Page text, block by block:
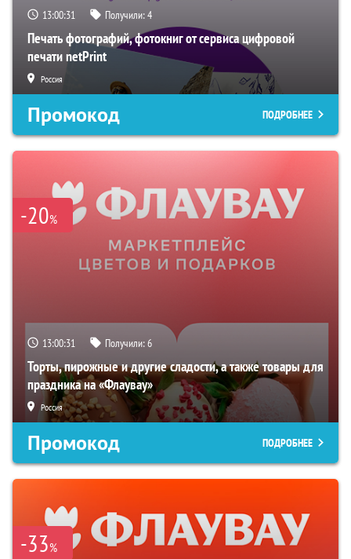
13:00:29 Получили:4
Печать фотографий, фотокниг от сервиса цифровой
печати netPrint
Россия
Промокод ПОДРОБНЕЕ
-20%
13:00:29 Получили:6
Торты, пирожные и другие сладости, а также товары для
праздника на «Флаувау»
Россия
Промокод ПОДРОБНЕЕ
-33%